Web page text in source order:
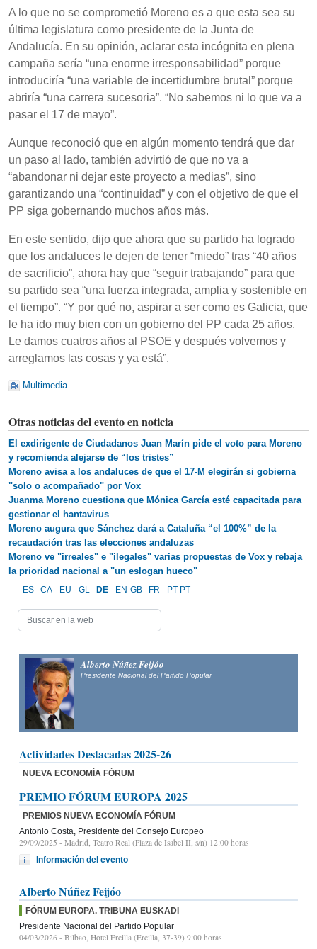
A lo que no se comprometió Moreno es a que esta sea su
última legislatura como presidente de la Junta de
Andalucía. En su opinión, aclarar esta incógnita en plena
campaña sería “una enorme irresponsabilidad” porque
introduciría “una variable de incertidumbre brutal” porque
abriría “una carrera sucesoria”. “No sabemos ni lo que va a
pasar el 17 de mayo”.
Aunque reconoció que en algún momento tendrá que dar
un paso al lado, también advirtió de que no va a
“abandonar ni dejar este proyecto a medias”, sino
garantizando una “continuidad” y con el objetivo de que el
PP siga gobernando muchos años más.
En este sentido, dijo que ahora que su partido ha logrado
que los andaluces le dejen de tener “miedo” tras “40 años
de sacrificio”, ahora hay que “seguir trabajando” para que
su partido sea “una fuerza integrada, amplia y sostenible en
el tiempo”. “Y por qué no, aspirar a ser como es Galicia, que
le ha ido muy bien con un gobierno del PP cada 25 años.
Le damos cuatros años al PSOE y después volvemos y
arreglamos las cosas y ya está”.
Multimedia
Otras noticias del evento en noticia
El exdirigente de Ciudadanos Juan Marín pide el voto para Moreno
y recomienda alejarse de “los tristes”
Moreno avisa a los andaluces de que el 17-M elegirán si gobierna
"solo o acompañado" por Vox
Juanma Moreno cuestiona que Mónica García esté capacitada para
gestionar el hantavirus
Moreno augura que Sánchez dará a Cataluña “el 100%” de la
recaudación tras las elecciones andaluzas
Moreno ve "irreales" e "ilegales" varias propuestas de Vox y rebaja
la prioridad nacional a "un eslogan hueco"
ES CA EU GL DE EN-GB FR PT-PT
Alberto Núñez Feijóo
Presidente Nacional del
Actividades Destacadas 2025-26
NUEVA ECONOMÍA FÓRUM
PREMIO FÓRUM EUROPA 2025
PREMIOS NUEVA ECONOMÍA FÓRUM
Antonio Costa, Presidente del Consejo Europeo
29/09/2025 - Madrid, Teatro Real (Plaza de Isabel II, s/n) 12:00 horas
Información del evento
Alberto Núñez Feijóo
FÓRUM EUROPA. TRIBUNA EUSKADI
Presidente Nacional del Partido Popular
04/03/2026 - Bilbao, Hotel Ercilla (Ercilla, 37-39) 9:00 horas